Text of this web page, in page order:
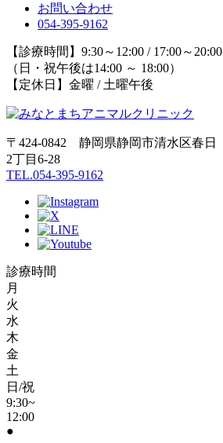
お問い合わせ
054-395-9162
【診療時間】9:30～12:00 / 17:00～20:00
（日・祝午後は14:00 ～ 18:00）
【定休日】金曜 / 土曜午後
〒424-0842 静岡県静岡市清水区春日
2丁目6-28
TEL.054-395-9162
診療時間
月
火
水
木
金
土
日/祝
9:30~
12:00
●